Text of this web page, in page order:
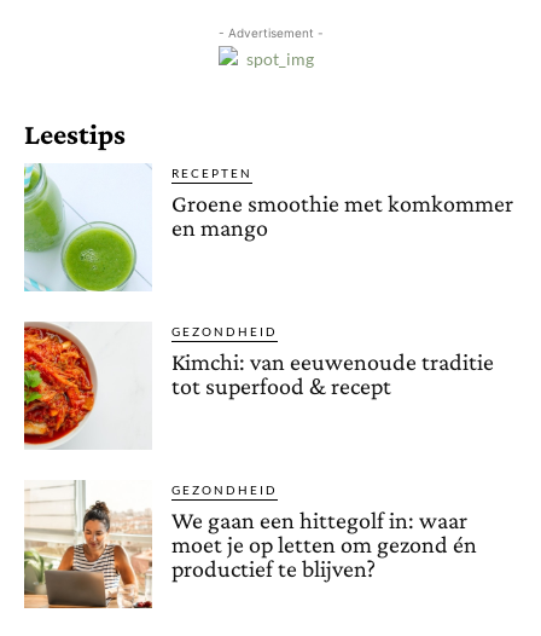
- Advertisement -
Leestips
RECEPTEN
Groene smoothie met komkommer
en mango
GEZONDHEID
Kimchi: van eeuwenoude traditie
tot superfood & recept
GEZONDHEID
We gaan een hittegolf in: waar
moet je op letten om gezond én
productief te blijven?